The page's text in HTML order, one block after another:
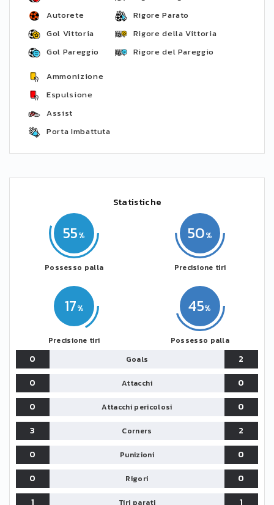
Autorete
Gol Vittoria
Gol Pareggio
Rigore Parato
Rigore della Vittoria
Rigore del Pareggio
Ammonizione
Espulsione
Assist
Porta Imbattuta
Statistiche
55
Possesso palla
17
Precisione tiri
45
Possesso palla
50
Precisione tiri
0 Goals
2
0
Attacchi
0
0
Attacchi pericolosi
0
3
Corners
2
0
Punizioni
0
0
Rigori
0
1
Tiri parati 1